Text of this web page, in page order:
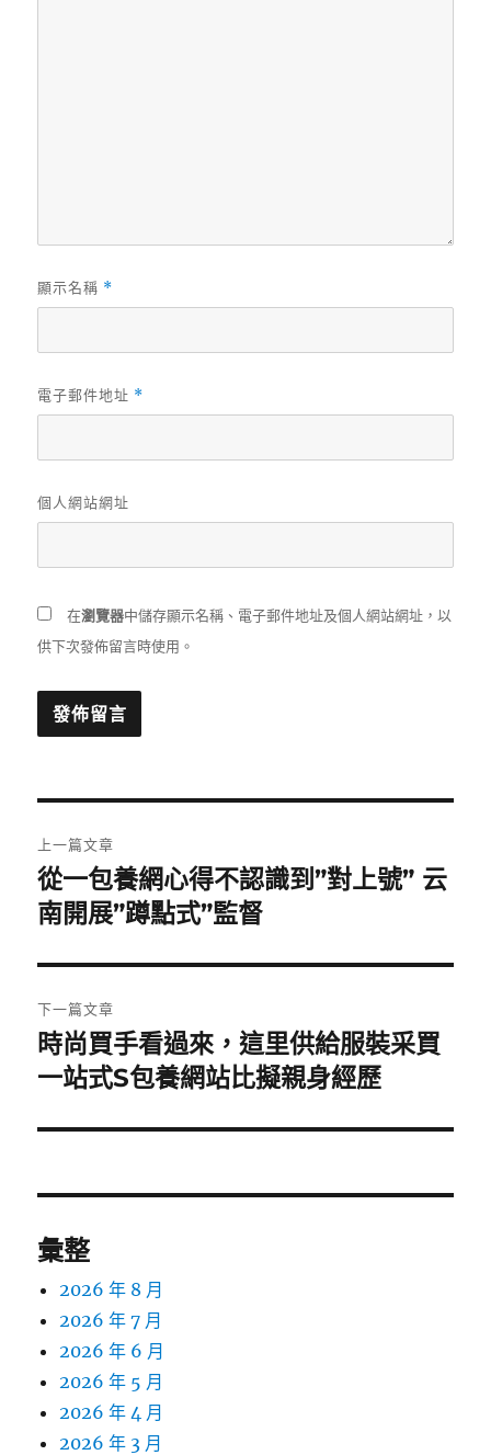
顯示名稱 *
電子郵件地址 *
個人網站網址
在瀏覽器中儲存顯示名稱、電子郵件地址及個人網站網址，以
供下次發佈留言時使用。
章
導
覽
上一篇文章
上
一
文
章:
從一包養網心得不認識到”對上號” 云
南開展”蹲點式”監督
下一篇文章
下
一
文
時尚買手看過來，這里供給服裝采買
一站式S包養網站比擬親身經歷
彙整
2026 年 8 月
2026 年 7 月
2026 年 6 月
2026 年 5 月
2026 年 4 月
2026 年 3 月